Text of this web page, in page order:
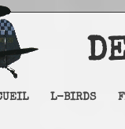
L-BIRDS